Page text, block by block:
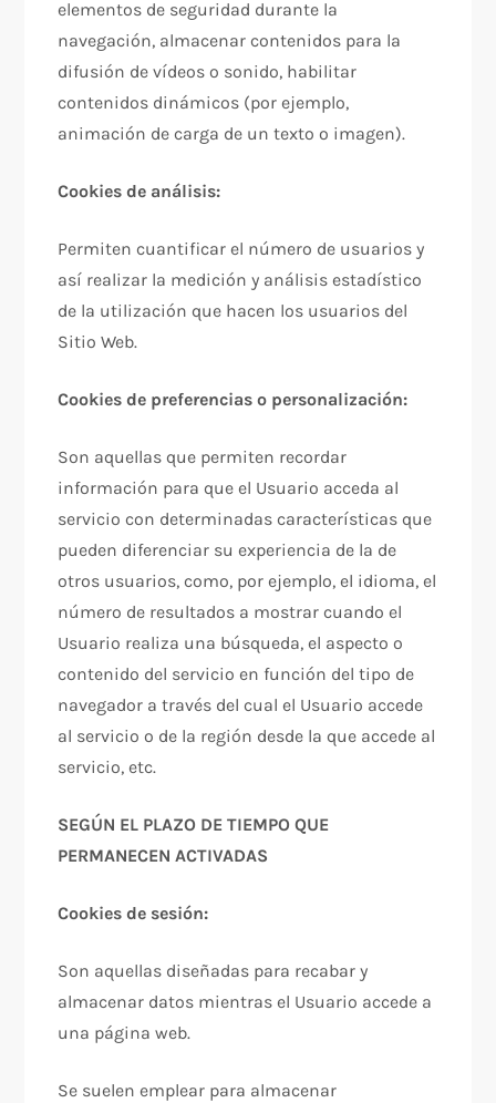
elementos de seguridad durante la
navegación, almacenar contenidos para la
difusión de vídeos o sonido, habilitar
contenidos dinámicos (por ejemplo,
animación de carga de un texto o imagen).
Cookies de análisis:
Permiten cuantificar el número de usuarios y
así realizar la medición y análisis estadístico
de la utilización que hacen los usuarios del
Sitio Web.
Cookies de preferencias o personalización:
Son aquellas que permiten recordar
información para que el Usuario acceda al
servicio con determinadas características que
pueden diferenciar su experiencia de la de
otros usuarios, como, por ejemplo, el idioma, el
número de resultados a mostrar cuando el
Usuario realiza una búsqueda, el aspecto o
contenido del servicio en función del tipo de
navegador a través del cual el Usuario accede
al servicio o de la región desde la que accede al
servicio, etc.
SEGÚN EL PLAZO DE TIEMPO QUE
PERMANECEN ACTIVADAS
Cookies de sesión:
Son aquellas diseñadas para recabar y
almacenar datos mientras el Usuario accede a
una página web.
Se suelen emplear para almacenar